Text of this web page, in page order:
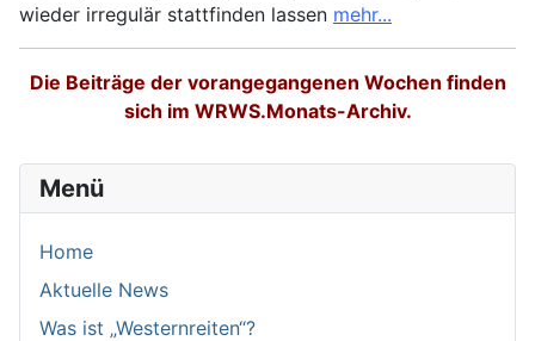
wieder irregulär stattfinden lassen mehr...
Die Beiträge der vorangegangenen Wochen finden
sich im WRWS.Monats-Archiv.
Menü
Home
Aktuelle News
Was ist „Westernreiten“?